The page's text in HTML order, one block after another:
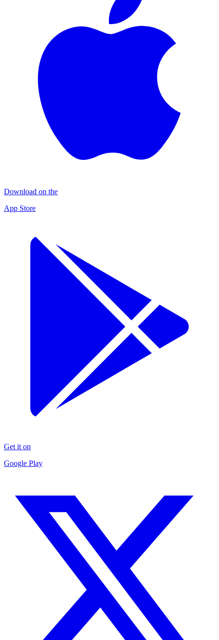
Download on the
App Store
Get it on
Google Play